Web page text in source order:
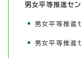
男女平等推進セン
男女平等推進
男女平等推進